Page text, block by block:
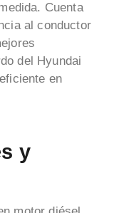
Cuenta
al conductor
del Hyundai
en
y